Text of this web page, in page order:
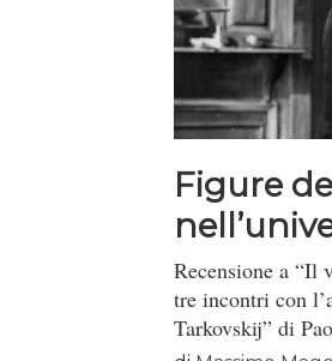
Figure
Recensione a
tre incontri con
Tarkovskij” di